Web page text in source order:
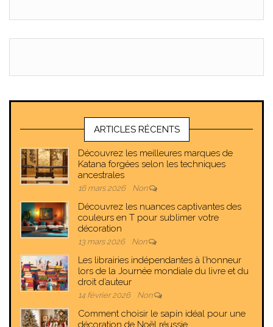
ARTICLES RÉCENTS
Découvrez les meilleures marques de
Katana forgées selon les techniques
ancestrales
16 mars 2026 Non
Découvrez les nuances captivantes des
couleurs en T pour sublimer votre
décoration
13 mars 2026 Non
Les librairies indépendantes à l’honneur
lors de la Journée mondiale du livre et du
droit d’auteur
14 février 2026 Non
Comment choisir le sapin idéal pour une
décoration de Noël réussie